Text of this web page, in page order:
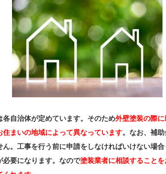
各自治体が定めています。そのため外壁塗装の際
まいの地域によって異なっています。なお、補
。工事を行う前に申請をしなければいけない場
必要になります。なので塗装業者に相談すること